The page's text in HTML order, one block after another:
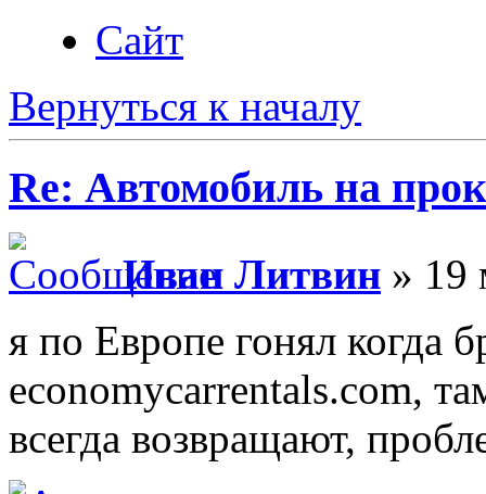
Сайт
Вернуться к началу
Re: Автомобиль на
Иван Литвин » 19
я по Европе гонял когда
economycarrentals.com,
всегда возвращают,